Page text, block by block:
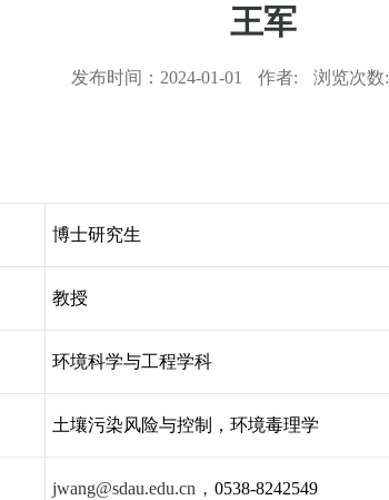
王军
发布时间： 2024-01-01 作者: 浏览次数:
博士研究生
教授
环境科学与工程学科
土壤污染风险与控制，环境毒理学
jwang@sdau.edu.cn ， 0538-8242549